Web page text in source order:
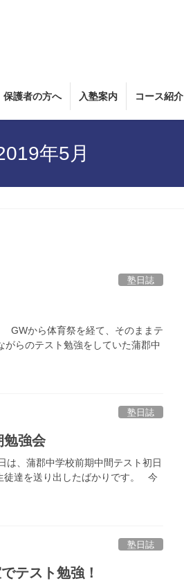
保護者の方へ 入塾案内 コース紹介
年5月
塾日誌
から体育祭を経て、そのままテ
らのテスト勉強をしていた蒲郡中
塾日誌
勉強会
、蒲郡中学校前期中間テスト初日
達を送り出したばかりです。 今
塾日誌
テスト勉強！